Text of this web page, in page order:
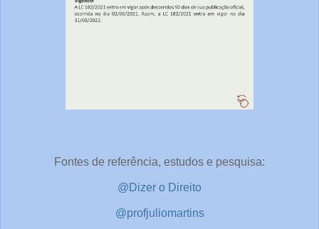
Fontes de referência, estudos e pesquisa:
@Dizer o Direito
@profjuliomartins